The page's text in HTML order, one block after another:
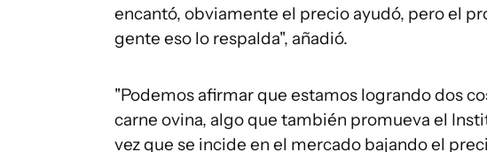
encantó, obviamente el precio ayudó, pero el
gente eso lo respalda", añadió.
"Podemos afirmar que estamos logrando dos
carne ovina, algo que también promueva el
vez que se incide en el mercado bajando el